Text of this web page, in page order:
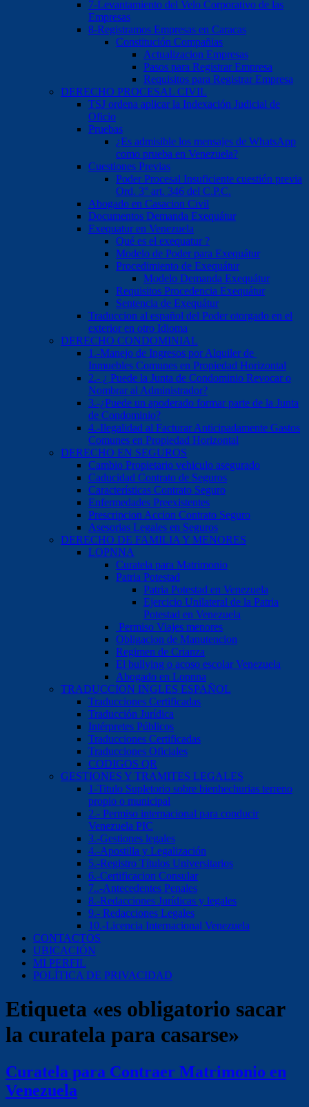
7-Levantamiento del Velo Corporativo de las
Empresas
8-Registramos Empresas en Caracas
Constitución Compañias
Actualizacion Empresas
Pasos para Registrar Empresa
Requisitos para Registrar Empresa
DERECHO PROCESAL CIVIL
TSJ ordena aplicar la Indexación Judicial de
Oficio
Pruebas
¿Es admisible los mensajes de WhatsApp
como prueba en Venezuela?
Cuestiones Previas
Poder Procesal Insuficiente cuestión previa
Ord. 3° art. 346 del C.P.C.
Abogado en Casacion Civil
Documentos Demanda Exequátur
Exequatur en Venezuela
Qué es el exequatur ?
Modelo de Poder para Exequátur
Procedimiento de Exequátur
Modelo Demanda Exequátur
Requisitos Procedencia Exequátur
Sentencia de Exequátur
Traduccion al español del Poder otorgado en el
exterior en otro Idioma
DERECHO CONDOMINIAL
1.-Manejo de Ingresos por Alquiler de
Inmuebles Comunes en Propiedad Horizontal
2.- ¿ Puede la Junta de Condominio Revocar o
Nombrar al Administrador?
3.-¿Puede un apoderado formar parte de la Junta
de Condominio?
4.-Ilegalidad al Facturar Anticipadamente Gastos
Comunes en Propiedad Horizontal
DERECHO EN SEGUROS
Cambio Propietario vehiculo asegurado
Caducidad Contrato de Seguros
Características Contrato Seguro
Enfermedades Preexistentes
Prescripcion Accion Contrato Seguro
Asesorias Legales en Seguros
DERECHO DE FAMILIA Y MENORES
LOPNNA
Curatela para Matrimonio
Patria Potestad
Patria Potestad en Venezuela
Ejercicio Unilateral de la Patria
Potestad en Venezuela
Permiso Viajes menores
Obligacion de Manutencion
Regimen de Crianza
El bullying o acoso escolar Venezuela
Abogado en Lopnna
TRADUCCION INGLES ESPAÑOL
Traducciones Certificadas
Traducción Jurídica
Intérpretes Públicos
Traducciones Certificadas
Traducciones Oficiales
CODIGOS QR
GESTIONES Y TRAMITES LEGALES
1-Titulo Supletorio sobre bienhechurias terreno
propio o municipal
2.- Permiso internacional para conducir
Venezuela PIC
3.-Gestiones legales
4.-Apostilla y Legalización
5.-Registro Títulos Universitarios
6.-Certificacion Consular
7..-Antecedentes Penales
8.-Redacciones Jurídicas y legales
9.- Redacciones Legales
10.-Licencia Internacional Venezuela
CONTACTOS
UBICACIÓN
MI PERFIL
POLÍTICA DE PRIVACIDAD
Etiqueta «es obligatorio sacar
la curatela para casarse»
Curatela para Contraer Matrimonio en
Venezuela